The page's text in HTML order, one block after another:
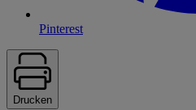
Pinterest
Drucken